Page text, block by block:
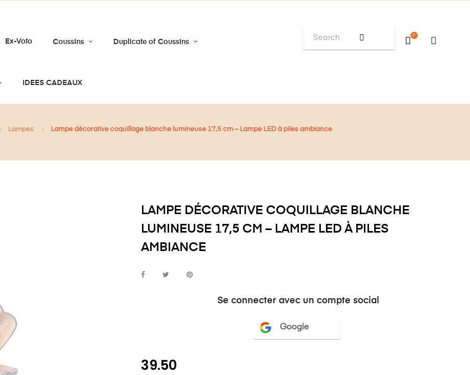
Ex-Voto Coussins Duplicate of Coussins
IDEES CADEAUX
0
Lampes Lampe décorative coquillage blanche lumineuse 17,5 cm – Lampe LED à piles ambiance
LAMPE DÉCORATIVE COQUILLAGE BLANCHE
LUMINEUSE 17,5 CM – LAMPE LED À PILES
AMBIANCE
Se connecter avec un compte social
Google
39.50